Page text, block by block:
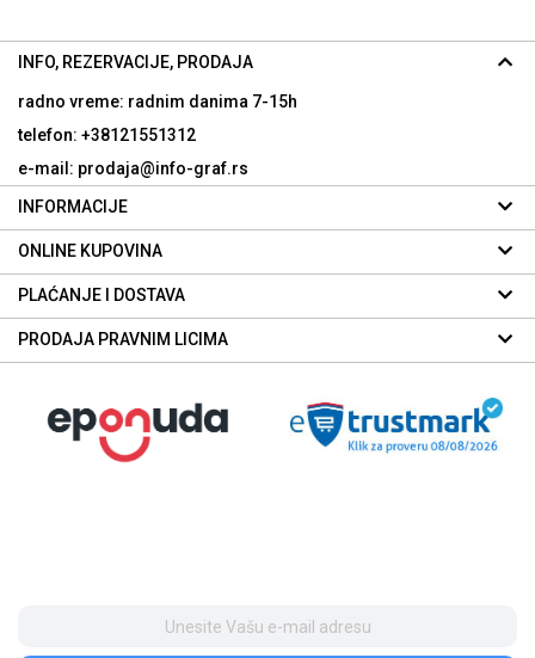
INFO, REZERVACIJE, PRODAJA
radno vreme: radnim danima 7-15h
telefon: +38121551312
e-mail: prodaja@info-graf.rs
INFORMACIJE
ONLINE KUPOVINA
PLAĆANJE I DOSTAVA
PRODAJA PRAVNIM LICIMA